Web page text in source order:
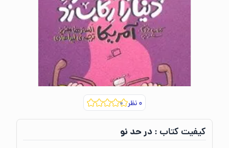
۰نظر
کیفیت کتاب :‌در حد نو